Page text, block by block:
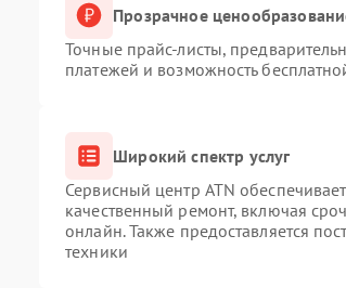
Прозрачное
Точные прайс-листы,
платежей и возможность
Широкий спектр услуг
Сервисный центр ATN
качественный ремонт, включая
онлайн. Также предоставляется
техники